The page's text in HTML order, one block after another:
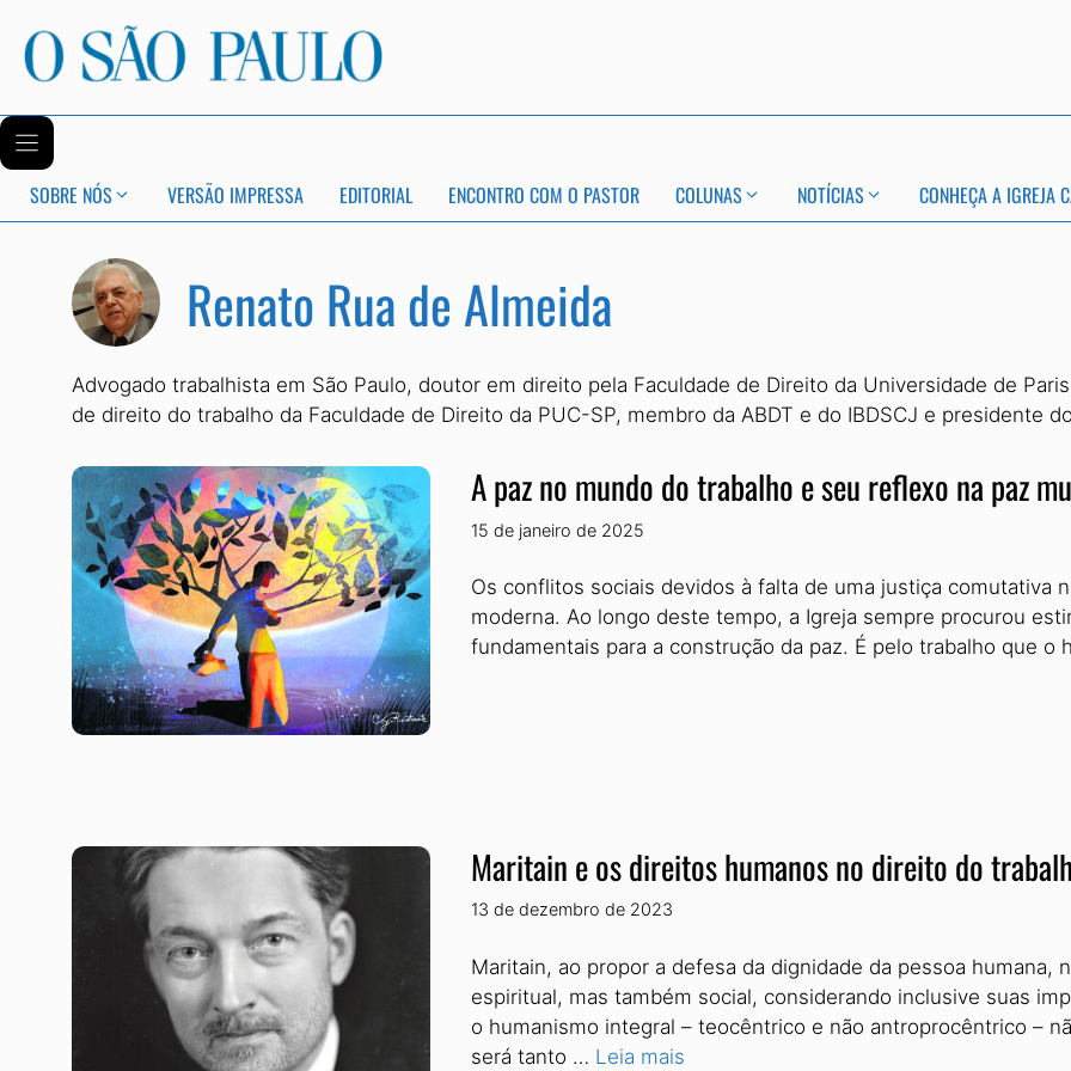
SOBRE NÓS VERSÃO IMPRESSA EDITORIAL ENCONTRO COM O PASTOR COLUNAS NOTÍCIAS CONHEÇA A IGREJA
Renato Rua de Almeida
Advogado trabalhista em São Paulo, doutor em direito pela Faculdade de Direito da Universidade de
de direito do trabalho da Faculdade de Direito da PUC-SP, membro da ABDT e do IBDSCJ e presidente
A paz no mundo do trabalho e seu reflexo na paz
15 de janeiro de 2025
Os conflitos sociais devidos à falta de uma justiça comutativa
moderna. Ao longo deste tempo, a Igreja sempre procurou
fundamentais para a construção da paz. É pelo trabalho que
Maritain e os direitos humanos no direito do
13 de dezembro de 2023
Maritain, ao propor a defesa da dignidade da pessoa humana,
espiritual, mas também social, considerando inclusive suas
o humanismo integral – teocêntrico e não antroprocêntrico –
será tanto … Leia mais